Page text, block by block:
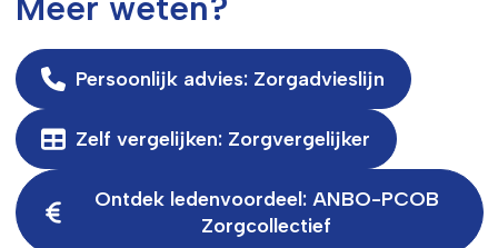
Persoonlijk advies: Zorgadvieslijn
Zelf vergelijken: Zorgvergelijker
Ontdek ledenvoordeel: ANBO-PCOB
Zorgcollectief